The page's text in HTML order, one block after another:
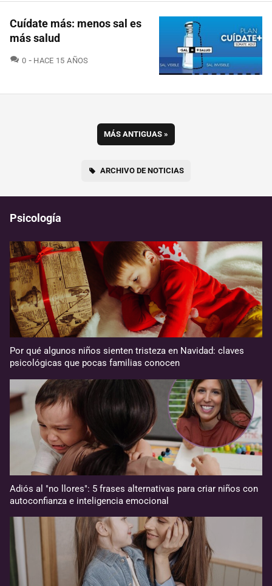
Cuídate más: menos sal es
más salud
0 COMENTARIOS
HACE 15 AÑOS
MÁS ANTIGUAS »
ARCHIVO DE NOTICIAS
Psicología
Por qué algunos niños sienten tristeza en Navidad: claves
psicológicas que pocas familias conocen
Adiós al "no llores": 5 frases alternativas para criar niños con
autoconfianza e inteligencia emocional